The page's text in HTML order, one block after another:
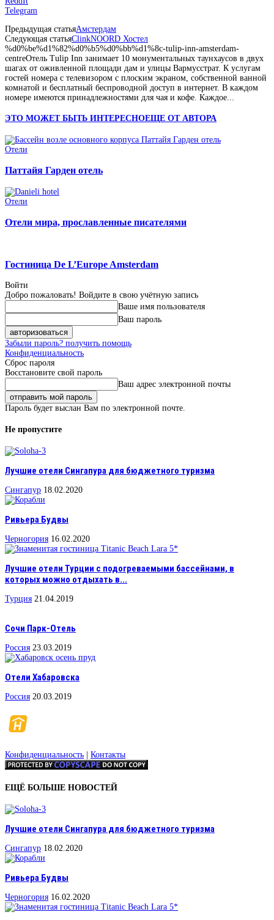
Telegram
Предыдущая статьяАмстердам
Следующая статьяClinkNOORD Хостел
%d0%be%d1%82%d0%b5%d0%bb%d1%8c-tulip-inn-amsterdam-
centreОтель Tulip Inn занимает 10 монументальных таунхаусов в двух
шагах от оживленной площади дам и улицы Вармусстрат. К услугам
гостей номера с телевизором с плоским экраном, собственной ванной
комнатой и бесплатный беспроводной доступ в интернет. В каждом
номере имеются принадлежностями для чая и кофе. Каждое...
ЭТО МОЖЕТ БЫТЬ ИНТЕРЕСНОЕЩЕ ОТ АВТОРА
Отели
Паттайя Гарден отель
Отели
Отели мира, прославленные писателями
Гостиница De L’Europe Amsterdam
Войти
Добро пожаловать! Войдите в свою учётную запись
Ваше имя пользователя
Ваш пароль
Забыли пароль? получить помощь
Конфиденциальность
Сброс пароля
Восстановите свой пароль
Ваш адрес электронной почты
Пароль будет выслан Вам по электронной почте.
Не пропустите
Лучшие отели Сингапура для бюджетного туризма
Сингапур 18.02.2020
Ривьера Будвы
Черногория 16.02.2020
Лучшие отели Турции с подогреваемыми бассейнами, в
которых можно отдыхать в...
Турция 21.04.2019
Сочи Парк-Отель
Россия 23.03.2019
Отели Хабаровска
Россия 20.03.2019
Конфиденциальность | Контакты
ЕЩЁ БОЛЬШЕ НОВОСТЕЙ
Лучшие отели Сингапура для бюджетного туризма
Сингапур 18.02.2020
Ривьера Будвы
Черногория 16.02.2020